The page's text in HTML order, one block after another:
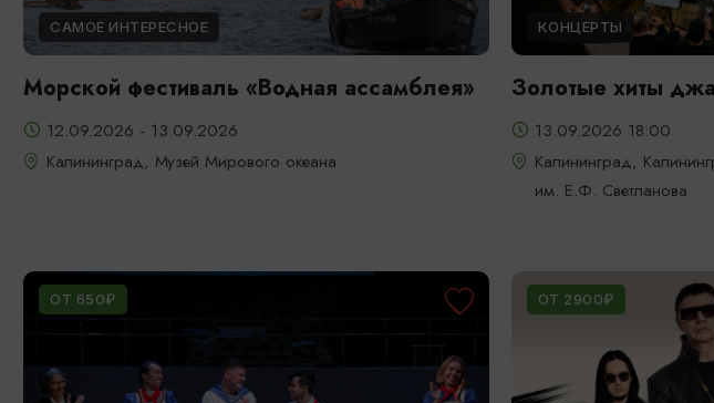
САМОЕ ИНТЕРЕСНОЕ
Морской фестиваль «Водная ассамблея»
12.09.2026 - 13.09.2026
Калининград, Музей Мирового океана
КОНЦЕРТЫ
Золотые хиты
13.09.2026 18:00
Калининград,
им. Е.Ф. Светланова
ОТ 650₽ ОТ 2900₽